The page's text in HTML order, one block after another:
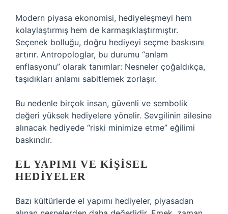
Modern piyasa ekonomisi, hediyeleşmeyi hem
kolaylaştırmış hem de karmaşıklaştırmıştır.
Seçenek bolluğu, doğru hediyeyi seçme baskısını
artırır. Antropologlar, bu durumu “anlam
enflasyonu” olarak tanımlar: Nesneler çoğaldıkça,
taşıdıkları anlamı sabitlemek zorlaşır.
Bu nedenle birçok insan, güvenli ve sembolik
değeri yüksek hediyelere yönelir. Sevgilinin ailesine
alınacak hediyede “riski minimize etme” eğilimi
baskındır.
EL YAPIMI VE KIŞISEL
HEDIYELER
Bazı kültürlerde el yapımı hediyeler, piyasadan